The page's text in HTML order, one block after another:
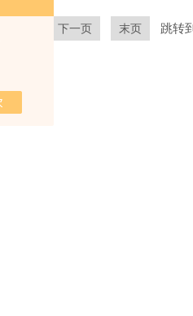
下一页 末页 跳转